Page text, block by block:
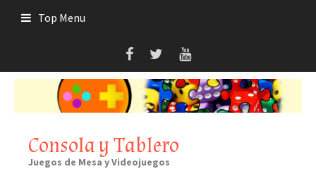
Top Menu
Consola y Tablero
Juegos de Mesa y Videojuegos